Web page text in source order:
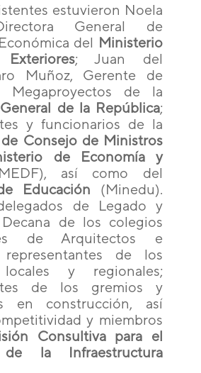
estuvieron Noela
General de
del Ministerio
Exteriores; Juan del
Muñoz, Gerente de
Megaproyectos de la
de la República;
y funcionarios de la
Consejo de Ministros
de Economía y
así como del
Educación (Minedu).
de Legado y
de los colegios
de Arquitectos e
representantes de los
y regionales;
de los gremios y
en construcción, así
y miembros
Consultiva para el
de la Infraestructura